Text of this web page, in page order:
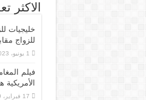
الاكثر
خليجيات
للزواج
1 يونيو، 2023
الأمريكية
17 فبراير، 2019